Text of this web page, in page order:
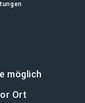
möglich
Ort